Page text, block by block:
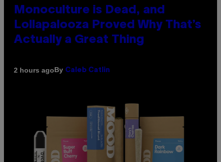
Monoculture is Dead, and
Lollapalooza Proved Why That’s
Actually a Great Thing
2 hours agoBy Caleb Catlin